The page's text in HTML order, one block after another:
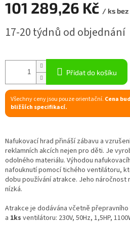
101 289,26 Kč / ks bez
cena:
17-20 týdnů od objednání
Přidat do košíku
Všechny ceny jsou pouze orientační. Cena
bližších specifikací.
Nafukovací hrad přináší zábavu a
reklamních akcích nejen pro děti. Je
odolného materiálu. Výhodou
nafouknutí pomocí tichého ventilátoru,
dobu používání atrakce. Jeho náročnost
nízká.
Atrakce je dodávána včetně
a 1ks ventilátoru: 230V, 50Hz, 1,5HP,